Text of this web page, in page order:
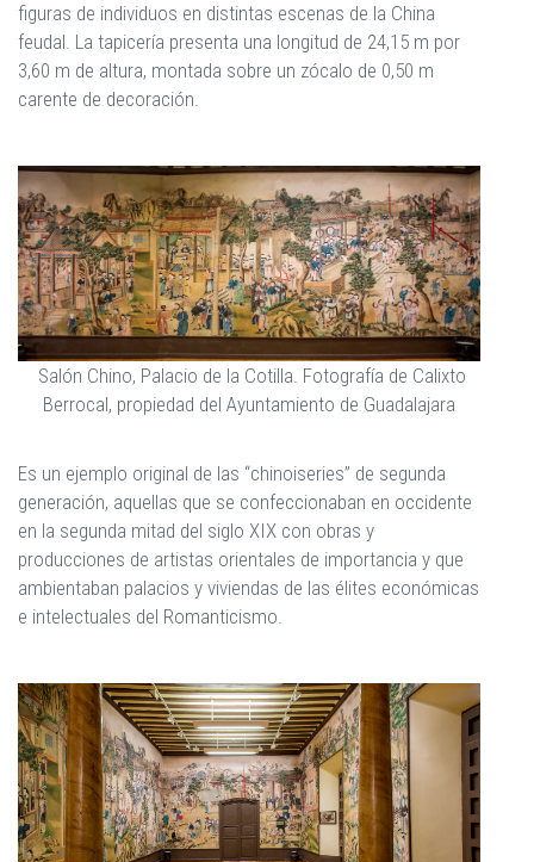
figuras de individuos en distintas escenas de la China
feudal. La tapicería presenta una longitud de 24,15 m por
3,60 m de altura, montada sobre un zócalo de 0,50 m
carente de decoración.
Salón Chino, Palacio de la Cotilla. Fotografía de Calixto
Berrocal, propiedad del Ayuntamiento de Guadalajara
Es un ejemplo original de las “chinoiseries” de segunda
generación, aquellas que se confeccionaban en occidente
en la segunda mitad del siglo XIX con obras y
producciones de artistas orientales de importancia y que
ambientaban palacios y viviendas de las élites económicas
e intelectuales del Romanticismo.